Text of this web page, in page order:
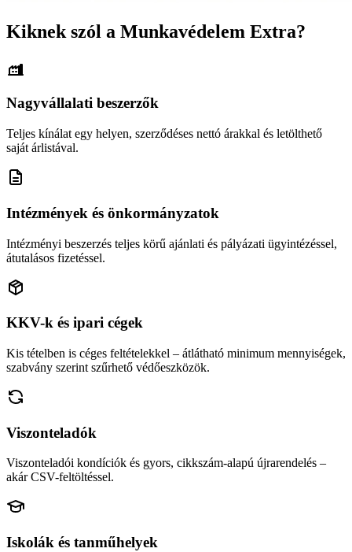
Kiknek szól a Munkavédelem Extra?
Nagyvállalati beszerzők
Teljes kínálat egy helyen, szerződéses nettó árakkal és letölthető
saját árlistával.
Intézmények és önkormányzatok
Intézményi beszerzés teljes körű ajánlati és pályázati ügyintézéssel,
átutalásos fizetéssel.
KKV-k és ipari cégek
Kis tételben is céges feltételekkel – átlátható minimum mennyiségek,
szabvány szerint szűrhető védőeszközök.
Viszonteladók
Viszonteladói kondíciók és gyors, cikkszám-alapú újrarendelés –
akár CSV-feltöltéssel.
Iskolák és tanműhelyek